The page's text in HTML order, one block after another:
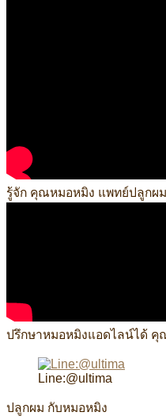
รู้จัก คุณหมอหมิง แพทย์ปลูกผ
ปรึกษาหมอหมิงแอดไลน์ได้ คุ
Line:@ultima
ปลูกผม กับหมอหมิง